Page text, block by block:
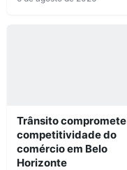
Trânsito compromete
competitividade do
comércio em Belo
Horizonte